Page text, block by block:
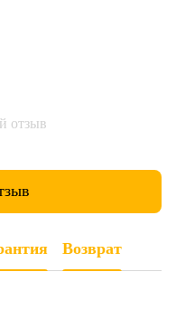
отзыв
Возврат